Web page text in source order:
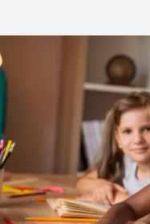
Как
Начальная школа
Кто
Начальная
Carolina (CASC)